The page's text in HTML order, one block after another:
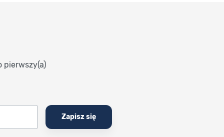
pierwszy(a)
Zapisz się